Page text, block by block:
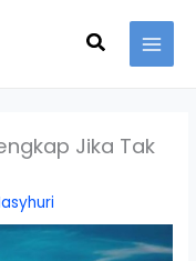
Search
Jika Tak